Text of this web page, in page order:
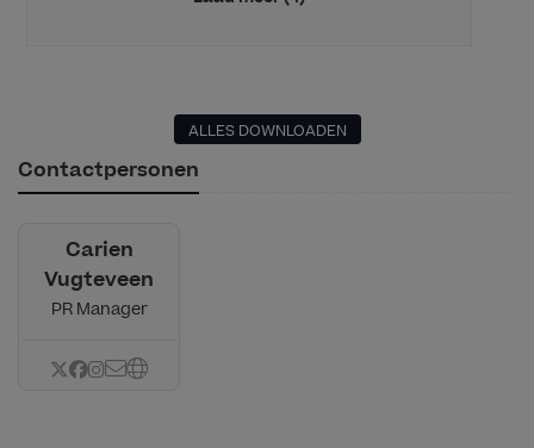
ALLES DOWNLOADEN
Contactpersonen
Carien
Vugteveen
PR Manager